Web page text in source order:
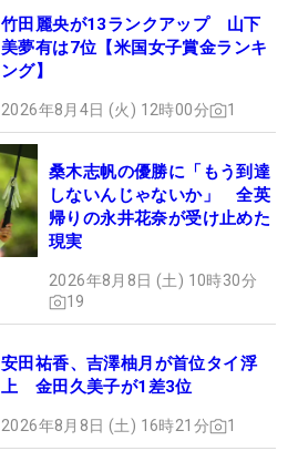
竹田麗央が13ランクアップ 山下
美夢有は7位【米国女子賞金ランキ
ング】
2026年8月4日 (火) 12時00分 1
桑木志帆の優勝に「もう到達
しないんじゃないか」 全英
帰りの永井花奈が受け止めた
現実
2026年8月8日 (土) 10時30分
19
安田祐香、吉澤柚月が首位タイ浮
上 金田久美子が1差3位
2026年8月8日 (土) 16時21分 1